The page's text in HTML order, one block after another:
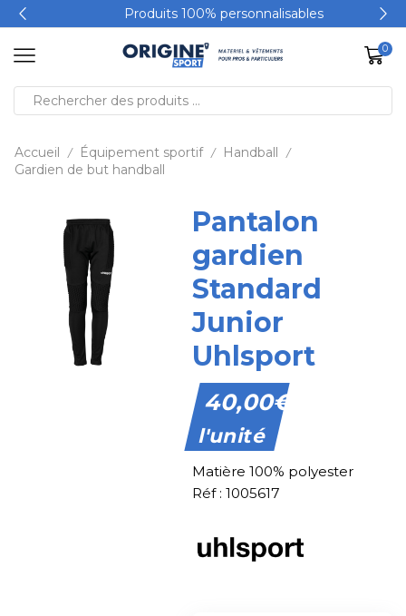
Produits 100% personnalisables
0
Accueil / Équipement sportif / Handball /
Gardien de but handball
Pantalon
gardien
Standard
Junior
Uhlsport
40,00€
l'unité
Matière 100% polyester
Réf : 1005617